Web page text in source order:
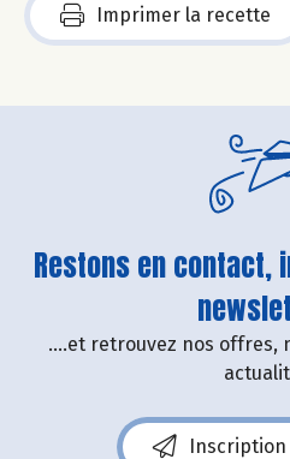
Imprimer la recette
Restons en contact,
....et retrouvez nos offres,